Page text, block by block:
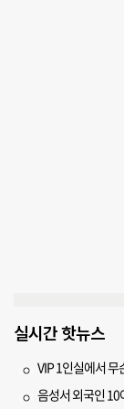
실시간 핫뉴스
VIP 1인실에서
음성서 외국인 10